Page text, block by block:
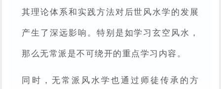
其理论体系和实践方法对后世风水学的发展
产生了深远影响。特别是如学习玄空风水，
那么无常派是不可绕开的重点学习内容。
同时，无常派风水学也通过师徒传承的方